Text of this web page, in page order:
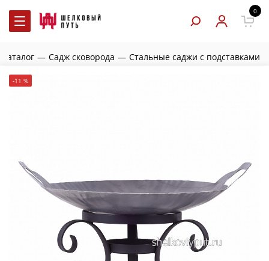
0
Каталог — Садж сковорода — Стальные саджи с подставками
-11 %